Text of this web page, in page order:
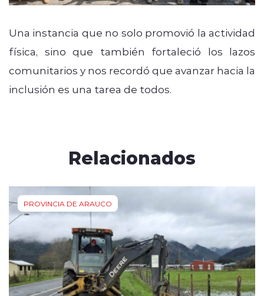
Una instancia que no solo promovió la actividad
física, sino que también fortaleció los lazos
comunitarios y nos recordó que avanzar hacia la
inclusión es una tarea de todos.
Relacionados
PROVINCIA DE ARAUCO